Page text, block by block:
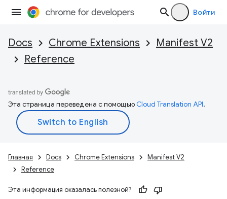
Войти
Docs Chrome Extensions
Manifest V2
Reference
Эта страница переведена с помощьюCloud Translation API.
Главная Docs Chrome Extensions
Manifest V2
Reference
Эта информация оказалась полезной?